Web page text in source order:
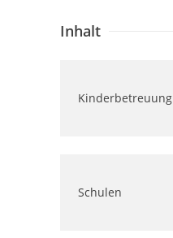
Inhalt
Kinderbetreuung
Schulen